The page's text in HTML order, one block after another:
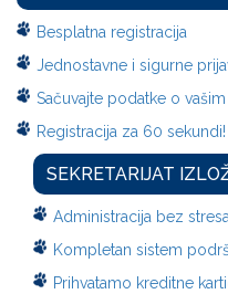
Besplatna registracija
Jednostavne i sigurne
Sačuvajte podatke o
Registracija za 60 sekundi!
SEKRETARIJAT
Administracija bez
Kompletan sistem
Prihvatamo kreditne